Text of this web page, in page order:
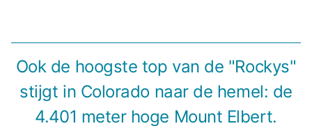
Ook de hoogste top van de "Rockys"
stijgt in Colorado naar de hemel: de
4.401 meter hoge Mount Elbert.